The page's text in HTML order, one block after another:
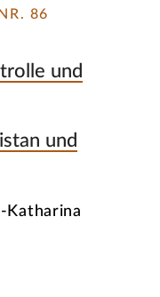
86
und
und
Katharina